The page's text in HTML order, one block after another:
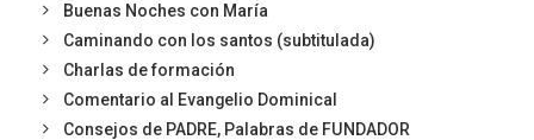
Buenas Noches con María
Caminando con los santos (subtitulada)
Charlas de formación
Comentario al Evangelio Dominical
Consejos de PADRE, Palabras de FUNDADOR